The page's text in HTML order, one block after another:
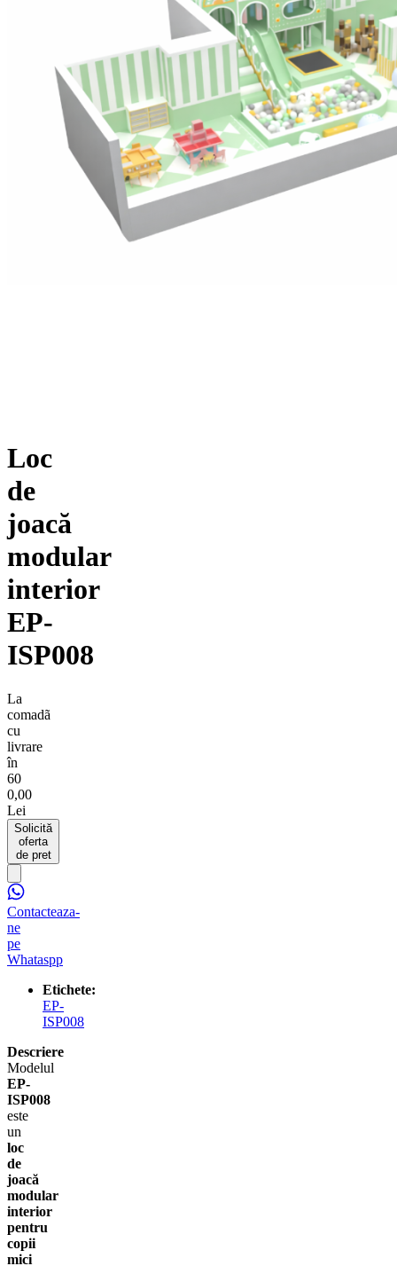
Loc
de
joacă
modular
interior
EP-
ISP008
La
comadã
cu
livrare
în
60
0,00
Lei
Solicită
oferta
de pret
Contacteaza-
ne
pe
Whataspp
Etichete:
EP-
ISP008
Descriere
Modelul
EP-
ISP008
este
un
loc
de
joacă
modular
interior
pentru
copii
mici